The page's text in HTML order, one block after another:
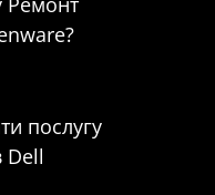
послугу
Dell